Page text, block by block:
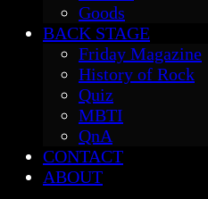
Goods
BACK STAGE
Friday Magazine
History of Rock
Quiz
MBTI
QnA
CONTACT
ABOUT